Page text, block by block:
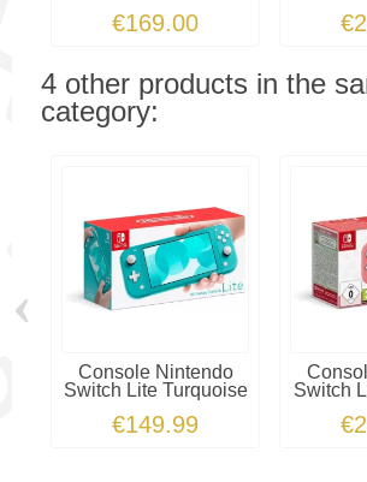
€169.00
4 other products in the
category:
Console Nintendo
Switch Lite Turquoise
€149.99
Switch
‹